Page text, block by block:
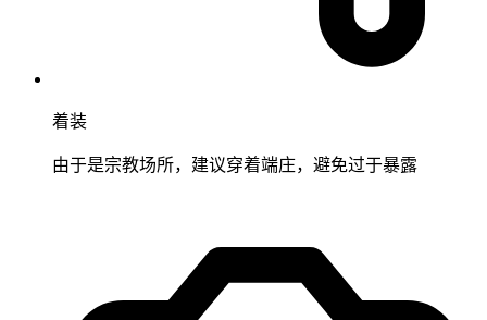
着装
由于是宗教场所，建议穿着端庄，避免过于暴露